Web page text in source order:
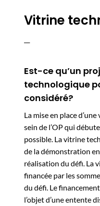
Vitrine
Est-ce qu’un
technologique
considéré?
La mise en place
sein de l’OP qui
possible. La vitrine
de la démonstration
réalisation du défi. La
financée par les
du défi. Le
l’objet d’une entente